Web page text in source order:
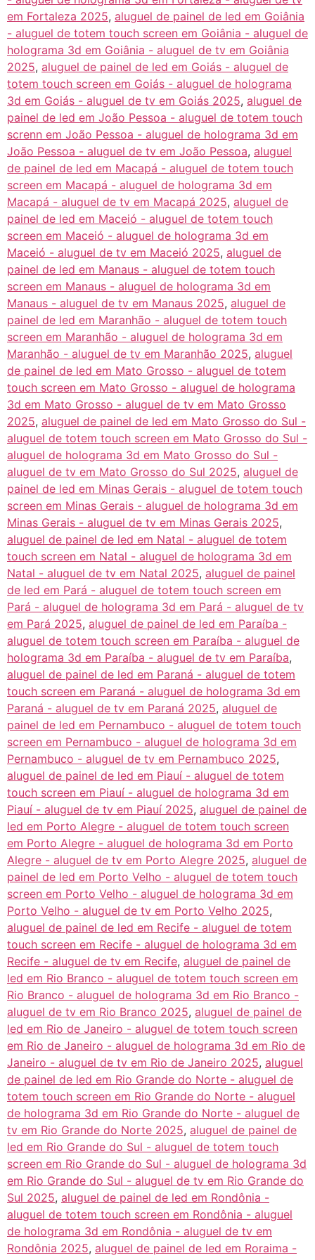
em Fortaleza 2025, aluguel de painel de led em Goiânia
- aluguel de totem touch screen em Goiânia - aluguel de
holograma 3d em Goiânia - aluguel de tv em Goiânia
2025, aluguel de painel de led em Goiás - aluguel de
totem touch screen em Goiás - aluguel de holograma
3d em Goiás - aluguel de tv em Goiás 2025, aluguel de
painel de led em João Pessoa - aluguel de totem touch
screnn em João Pessoa - aluguel de holograma 3d em
João Pessoa - aluguel de tv em João Pessoa, aluguel
de painel de led em Macapá - aluguel de totem touch
screen em Macapá - aluguel de holograma 3d em
Macapá - aluguel de tv em Macapá 2025, aluguel de
painel de led em Maceió - aluguel de totem touch
screen em Maceió - aluguel de holograma 3d em
Maceió - aluguel de tv em Maceió 2025, aluguel de
painel de led em Manaus - aluguel de totem touch
screen em Manaus - aluguel de holograma 3d em
Manaus - aluguel de tv em Manaus 2025, aluguel de
painel de led em Maranhão - aluguel de totem touch
screen em Maranhão - aluguel de holograma 3d em
Maranhão - aluguel de tv em Maranhão 2025, aluguel
de painel de led em Mato Grosso - aluguel de totem
touch screen em Mato Grosso - aluguel de holograma
3d em Mato Grosso - aluguel de tv em Mato Grosso
2025, aluguel de painel de led em Mato Grosso do Sul -
aluguel de totem touch screen em Mato Grosso do Sul -
aluguel de holograma 3d em Mato Grosso do Sul -
aluguel de tv em Mato Grosso do Sul 2025, aluguel de
painel de led em Minas Gerais - aluguel de totem touch
screen em Minas Gerais - aluguel de holograma 3d em
Minas Gerais - aluguel de tv em Minas Gerais 2025,
aluguel de painel de led em Natal - aluguel de totem
touch screen em Natal - aluguel de holograma 3d em
Natal - aluguel de tv em Natal 2025, aluguel de painel
de led em Pará - aluguel de totem touch screen em
Pará - aluguel de holograma 3d em Pará - aluguel de tv
em Pará 2025, aluguel de painel de led em Paraíba -
aluguel de totem touch screen em Paraíba - aluguel de
holograma 3d em Paraíba - aluguel de tv em Paraíba,
aluguel de painel de led em Paraná - aluguel de totem
touch screen em Paraná - aluguel de holograma 3d em
Paraná - aluguel de tv em Paraná 2025, aluguel de
painel de led em Pernambuco - aluguel de totem touch
screen em Pernambuco - aluguel de holograma 3d em
Pernambuco - aluguel de tv em Pernambuco 2025,
aluguel de painel de led em Piauí - aluguel de totem
touch screen em Piauí - aluguel de holograma 3d em
Piauí - aluguel de tv em Piauí 2025, aluguel de painel de
led em Porto Alegre - aluguel de totem touch screen
em Porto Alegre - aluguel de holograma 3d em Porto
Alegre - aluguel de tv em Porto Alegre 2025, aluguel de
painel de led em Porto Velho - aluguel de totem touch
screen em Porto Velho - aluguel de holograma 3d em
Porto Velho - aluguel de tv em Porto Velho 2025,
aluguel de painel de led em Recife - aluguel de totem
touch screen em Recife - aluguel de holograma 3d em
Recife - aluguel de tv em Recife, aluguel de painel de
led em Rio Branco - aluguel de totem touch screen em
Rio Branco - aluguel de holograma 3d em Rio Branco -
aluguel de tv em Rio Branco 2025, aluguel de painel de
led em Rio de Janeiro - aluguel de totem touch screen
em Rio de Janeiro - aluguel de holograma 3d em Rio de
Janeiro - aluguel de tv em Rio de Janeiro 2025, aluguel
de painel de led em Rio Grande do Norte - aluguel de
totem touch screen em Rio Grande do Norte - aluguel
de holograma 3d em Rio Grande do Norte - aluguel de
tv em Rio Grande do Norte 2025, aluguel de painel de
led em Rio Grande do Sul - aluguel de totem touch
screen em Rio Grande do Sul - aluguel de holograma 3d
em Rio Grande do Sul - aluguel de tv em Rio Grande do
Sul 2025, aluguel de painel de led em Rondônia -
aluguel de totem touch screen em Rondônia - aluguel
de holograma 3d em Rondônia - aluguel de tv em
Rondônia 2025, aluguel de painel de led em Roraima -